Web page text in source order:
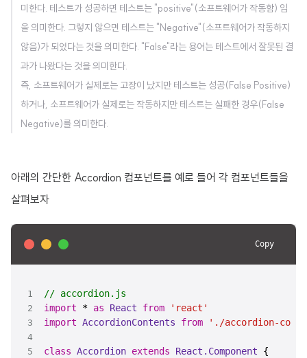
미한다. 테스트가 성공하면 테스트는 "positive"(소프트웨어가 작동함) 임
을 의미한다. 그렇지 않으면 테스트는 "Negative"(소프트웨어가 작동하지
않음)가 되었다는 것을 의미한다. "False"라는 용어는 테스트에서 잘못된 결
과가 나왔다는 것을 의미한다.
즉, 소프트웨어가 실제로는 고장이 났지만 테스트는 성공(False Positive)
하거나, 소프트웨어가 실제로는 작동하지만 테스트는 실패한 경우(False
Negative)를 의미한다.
아래의 간단한 Accordion 컴포넌트를 예로 들어 각 컴포넌트들을
살펴보자
Copy
// accordion.js
import * as React from
'react'
import AccordionContents from './accordion-
class Accordion extends React.Component